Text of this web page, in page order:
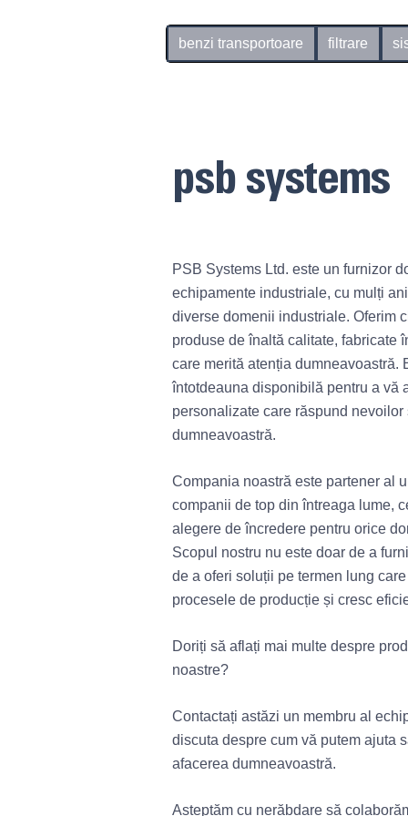
benzi transportoare filtrare
psb systems
PSB Systems Ltd. este un furnizor
echipamente industriale, cu mulți
diverse domenii industriale. Oferim
produse de înaltă calitate, fabricate
care merită atenția dumneavoastră.
întotdeauna disponibilă pentru a vă
personalizate care răspund
dumneavoastră.
Compania noastră este partener al
companii de top din întreaga lume,
alegere de încredere pentru orice
Scopul nostru nu este doar de a
de a oferi soluții pe termen lung
procesele de producție și cresc
Doriți să aflați mai multe despre
noastre?
Contactați astăzi un membru al
discuta despre cum vă putem ajuta
afacerea dumneavoastră.
Așteptăm cu nerăbdare să